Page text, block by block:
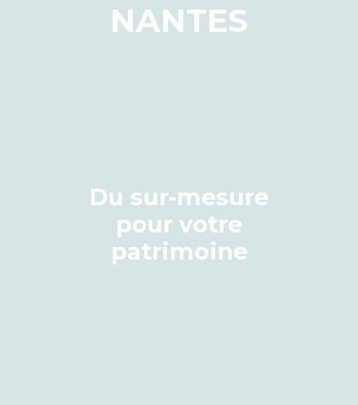
NANTES
Du sur-mesure
pour votre
patrimoine